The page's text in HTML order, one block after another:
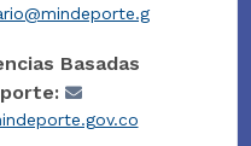
Basadas